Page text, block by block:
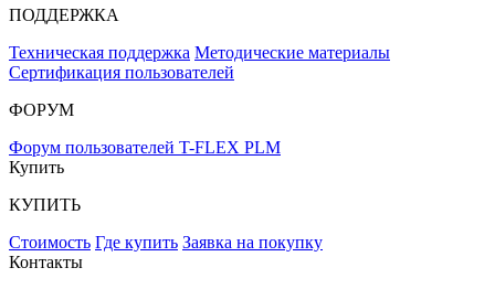
ПОДДЕРЖКА
Техническая поддержка Методические материалы
Сертификация пользователей
ФОРУМ
Форум пользователей T-FLEX PLM
Купить
КУПИТЬ
Стоимость Где купить Заявка на покупку
Контакты